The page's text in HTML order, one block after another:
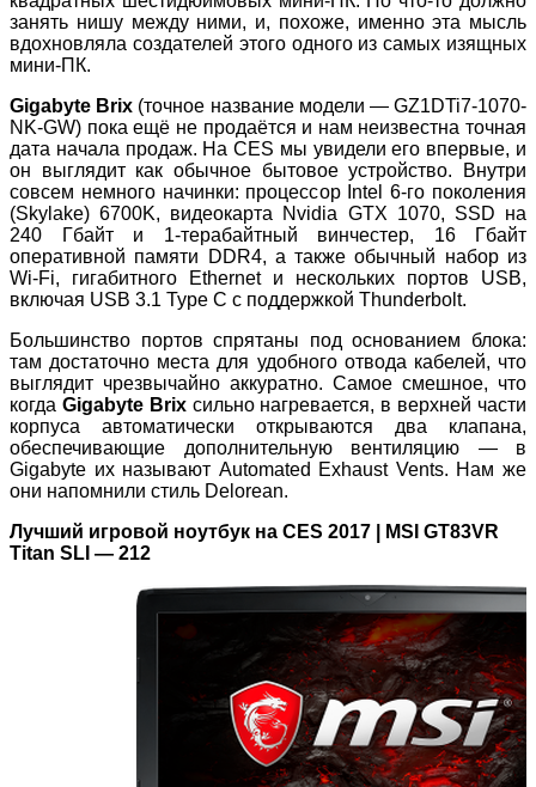
занять нишу между ними, и, похоже, именно эта мысль
вдохновляла создателей этого одного из самых изящных
мини-ПК.
Gigabyte Brix (точное название модели — GZ1DTi7-1070-
NK-GW) пока ещё не продаётся и нам неизвестна точная
дата начала продаж. На CES мы увидели его впервые, и
он выглядит как обычное бытовое устройство. Внутри
совсем немного начинки: процессор Intel 6-го поколения
(Skylake) 6700K, видеокарта Nvidia GTX 1070, SSD на
240 Гбайт и 1-терабайтный винчестер, 16 Гбайт
оперативной памяти DDR4, а также обычный набор из
Wi-Fi, гигабитного Ethernet и нескольких портов USB,
включая USB 3.1 Type C с поддержкой Thunderbolt.
Большинство портов спрятаны под основанием блока:
там достаточно места для удобного отвода кабелей, что
выглядит чрезвычайно аккуратно. Самое смешное, что
когда Gigabyte Brixсильно нагревается, в верхней части
корпуса автоматически открываются два клапана,
обеспечивающие дополнительную вентиляцию — в
Gigabyte их называют Automated Exhaust Vents. Нам же
они напомнили стиль Delorean.
Лучший игровой ноутбук на CES 2017 | MSI GT83VR
Titan SLI — 212